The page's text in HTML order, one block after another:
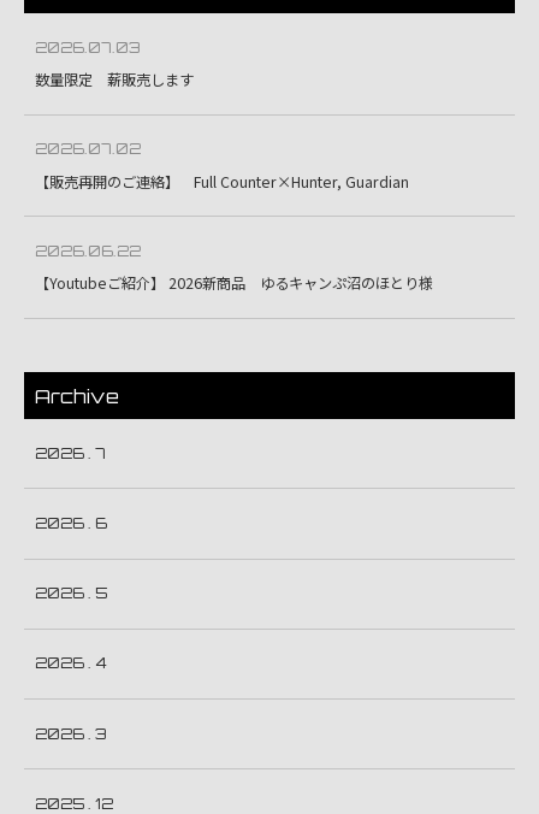
2026.07.03
数量限定 薪販売します
2026.07.02
【販売再開のご連絡】 Full Counter×Hunter, Guardian
2026.06.22
【Youtubeご紹介】 2026新商品 ゆるキャンぷ沼のほとり様
Archive
2026 . 7
2026 . 6
2026 . 5
2026 . 4
2026 . 3
2025 . 12